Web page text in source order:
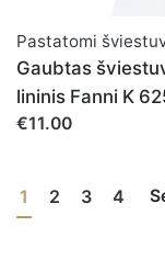
Pastatomi
Gaubtas
lininis Fanni K
€11.00
1 2 3 4